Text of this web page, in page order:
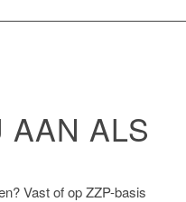
AAN ALS
Vast of op ZZP-basis